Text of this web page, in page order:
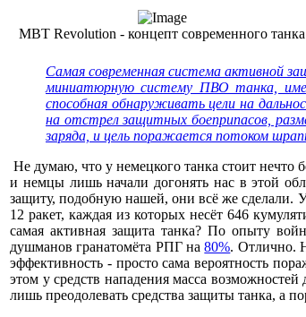
MBT Revolution - концепт современного танка
Самая современная система активной
миниатюрную систему ПВО танка,
способная обнаруживать цели на
на отстрел защитных боеприпасов,
заряда, и цель поражается потоком
Не думаю, что у немецкого танка стоит нечто
и немцы лишь начали догонять нас в этой
защиту, подобную нашей, они всё же сделали.
12 ракет, каждая из которых несёт 646
самая активная защита танка? По опыту
душманов гранатомёта РПГ на80%. Отлично.
эффективность - просто сама вероятность
этом у средств нападения масса
лишь преодолевать средства защиты танка, а